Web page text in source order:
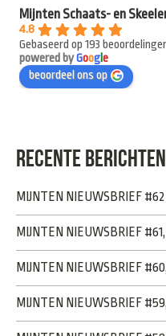
Mijnten Schaats- en
4.8
Gebaseerd op 193
powered byGooge
beoordeel ons op
RECENTE BERICHTEN
MIJNTEN NIEUWSBRIEF #62
MIJNTEN NIEUWSBRIEF
MIJNTEN NIEUWSBRIEF
MIJNTEN NIEUWSBRIEF